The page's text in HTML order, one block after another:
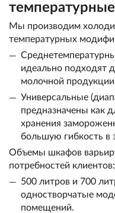
Мы производим
температурных
идеально подходят
молочной продукции
Универсальные
предназначены как
хранения
большую гибкость в
Объемы шкафов
потребностей клиентов:
500 литров и 700
одностворчатые
помещений.